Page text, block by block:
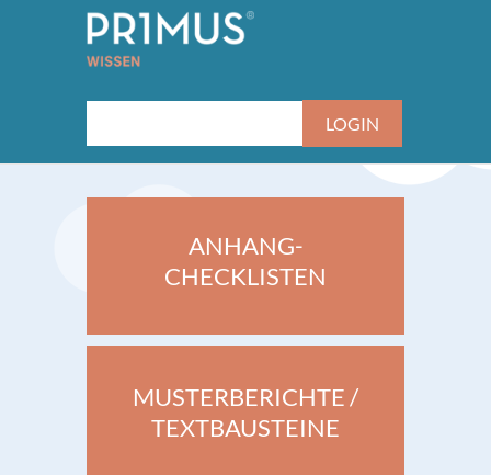
ANHANG-
CHECKLISTEN
MUSTERBERICHTE /
TEXTBAUSTEINE